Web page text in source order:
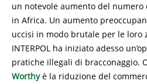
un notevole aumento del numero
in Africa. Un aumento
uccisi in modo brutale per le loro
INTERPOL ha iniziato adesso
pratiche illegali di bracconaggio.
Worthyè la riduzione del